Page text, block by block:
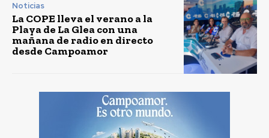
Noticias
La COPE lleva el verano a la
Playa de La Glea con una
mañana de radio en directo
desde Campoamor